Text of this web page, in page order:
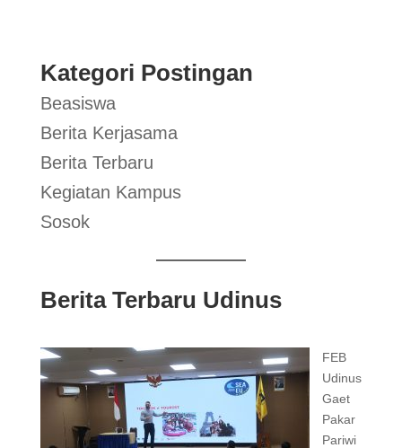
Kategori Postingan
Beasiswa
Berita Kerjasama
Berita Terbaru
Kegiatan Kampus
Sosok
Berita Terbaru Udinus
FEB
Udinus
Gaet
Pakar
Pariwi